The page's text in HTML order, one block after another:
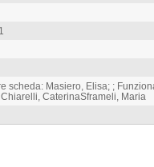
scheda: Masiero, Elisa; ;
CaterinaSframeli, Maria